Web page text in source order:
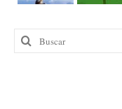
Buscar
por: